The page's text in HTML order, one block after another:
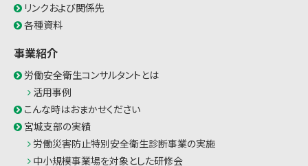
リンクおよび関係先
各種資料
事業紹介
労働安全衛生コンサルタントとは
活用事例
こんな時はおまかせください
宮城支部の実績
労働災害防止特別安全衛生診断事業の実施
中小規模事業場を対象とした研修会